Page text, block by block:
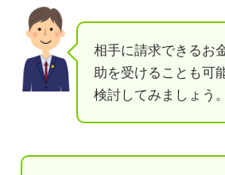
相手に請求できるお
助を受けることも可
検討してみましょう。